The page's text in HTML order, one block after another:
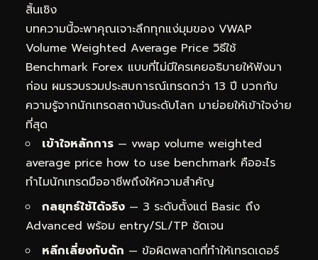
สิ้นเชิง
บทความนี้จะพาคุณเจาะลึกทุกแง่มุมของ VWAP
Volume Weighted Average Price วิธีใช้
Benchmark Forex แบบที่ไม่มีใครเคยอธิบายให้ฟังมา
ก่อน ผมรวบรวมประสบการณ์เทรดกว่า 13 ปี บวกกับ
ความรู้จากนักเทรดสถาบันระดับโลก มาย่อยให้เข้าใจง่าย
ที่สุด
เข้าใจหลักการ — vwap volume weighted
average price how to use benchmark คืออะไร
ทำไมนักเทรดมืออาชีพถึงให้ความสำคัญ
กลยุทธ์ใช้ได้จริง — 3 ระดับตั้งแต่ Basic ถึง
Advanced พร้อม entry/SL/TP ชัดเจน
หลีกเลี่ยงกับดัก — ข้อผิดพลาดที่ทำให้เทรดเดอร์